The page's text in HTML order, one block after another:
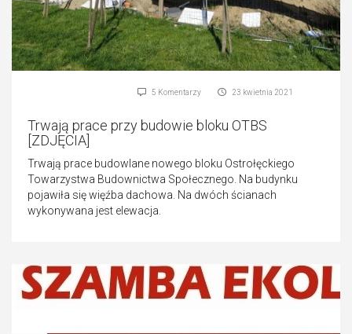
23 kwietnia 2021
5 Komentarzy
Trwają prace przy budowie bloku OTBS
[ZDJĘCIA]
Trwają prace budowlane nowego bloku Ostrołęckiego
Towarzystwa Budownictwa Społecznego. Na budynku
pojawiła się więźba dachowa. Na dwóch ścianach
wykonywana jest elewacja.